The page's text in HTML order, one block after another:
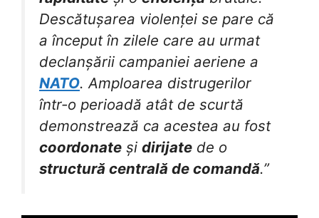
Descătușarea violenței se pare că
a început în zilele care au urmat
declanșării campaniei aeriene a
NATO. Amploarea distrugerilor
într-o perioadă atât de scurtă
demonstrează ca acestea au fost
coordonate și dirijate de o
structură centrală de comandă.”